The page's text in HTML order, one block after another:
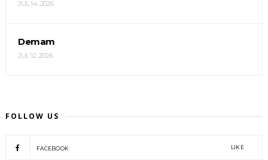
JUL 14, 2026
Demam
JUL 12, 2026
FOLLOW US
FACEBOOK LIKE